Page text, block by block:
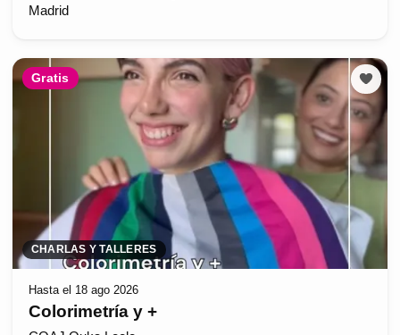
Madrid
Gratis
CHARLAS Y TALLERES
Hasta el 18 ago 2026
Colorimetría y +